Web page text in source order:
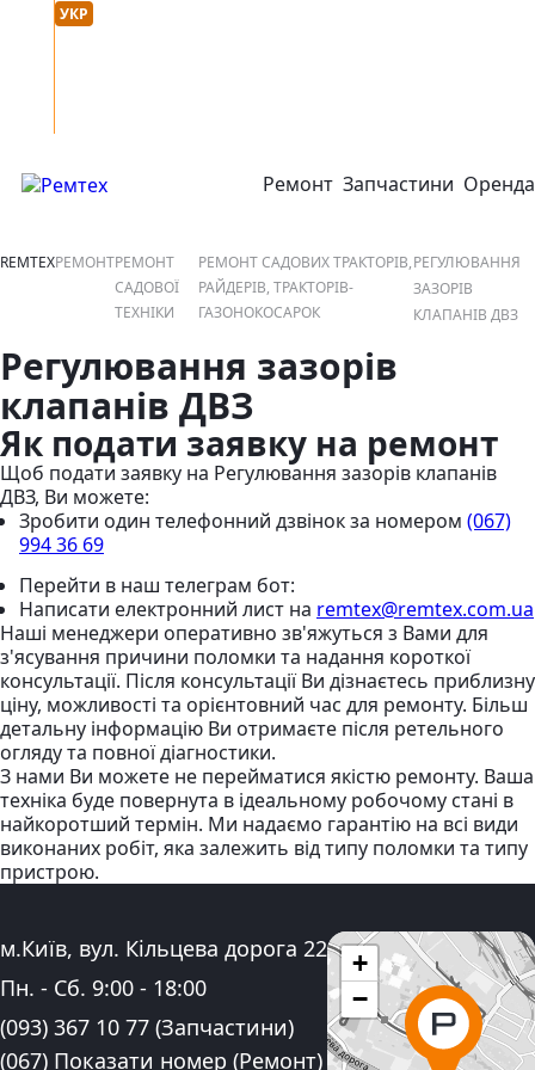
Мова сайту :
УКР
відкрити або закрити навігаційне меню
Ремонт Запчастини Оренда
REMTEXРЕМОНТРЕМОНТ
САДОВОЇ
ТЕХНІКИ
РЕМОНТ САДОВИХ ТРАКТОРІВ,
РАЙДЕРІВ, ТРАКТОРІВ-
ГАЗОНОКОСАРОК
РЕГУЛЮВАННЯ
ЗАЗОРІВ
КЛАПАНІВ ДВЗ
Регулювання зазорів
клапанів ДВЗ
Як подати заявку на ремонт
Щоб подати заявку на Регулювання зазорів клапанів
ДВЗ, Ви можете:
Зробити один телефонний дзвінокза номером (067)
994 36 69
Перейти в наш телеграм бот:
Написати електронний лист на remtex@remtex.com.ua
Наші менеджери оперативно зв'яжуться з Вами для
з'ясування причини поломки та надання короткої
консультації. Після консультації Ви дізнаєтесь приблизну
ціну, можливості та орієнтовний час для ремонту. Більш
детальну інформацію Ви отримаєте після ретельного
огляду та повної діагностики.
З нами Ви можете не перейматися якістю ремонту. Ваша
техніка буде повернута в ідеальному робочому стані в
найкоротший термін. Ми надаємо гарантію на всі види
виконаних робіт, яка залежить від типу поломки та типу
пристрою.
Адреса:
м.Київ, вул. Кільцева дорога 22
Графік роботи:
Пн. - Сб. 9:00 - 18:00
Контактні номера телефону:
(093) 367 10 77 (Запчастини)
(067) Показати номер (Ремонт)
+
−